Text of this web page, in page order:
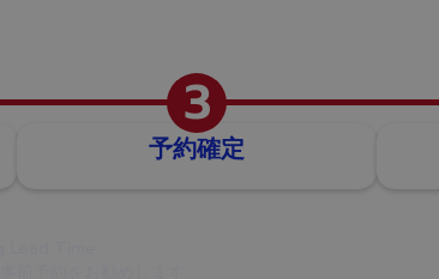
3
予約確定